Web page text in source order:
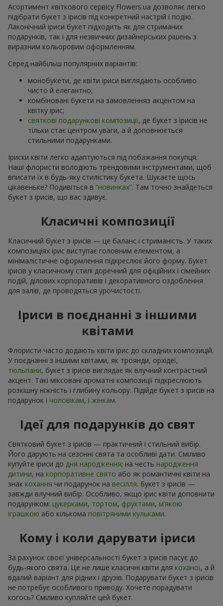
Асортимент квіткового сервісу Flowers.ua дозволяє легко
підібрати букет з ірисів під конкретний настрій і подію.
Лаконічний іриси букет підходить як для стриманих
подарунків, так і для незвичних дизайнерських рішень з
виразним кольоровим оформленням.
Серед найбільш популярних варіантів:
монобукети, де квіти іриси виглядають особливо
чисто й елегантно;
комбіновані букети на замовленняз акцентом на
квітку ірис;
святкові подарункові композиції, де букет з ірисів не
тільки стає центром уваги, а й доповнюється
стильними подарунками.
Іриски квіти легко адаптуються під побажання покупця.
Наші флористи володіють трендовими інструментами, щоб
вписати їх в будь-яку стилістику букета. Шукаєте щось
цікавеньке? Подивіться в “новинках”. Там точно знайдеться
букет з ірисів, що вас здивує.
Класичні композиції
Класичний букет з ірисів — це баланс і стриманість. У таких
композиціях ірис виступає головним елементом, а
мінімалістичне оформлення підкреслює його форму. Букет
ірисів у класичному стилі доречний для офіційних і сімейних
подій, ділових корпоративів і декоративного оздоблення
для залів, де проводяться урочистості.
Іриси в поєднанні з іншими
квітами
Флористи часто додають квіти ірис до складних композицій.
У поєднанні з іншими квітами, як троянди, орхідеї,
тюльпани, букет з ірисів виглядає як влучний контрастний
акцент. Такі міксовані ароматні композиції підкреслюють
розкішну ніжність і глибину кольору. Підійде букет з ірисів на
подарунок і чоловікам, і жінкам.
Ідеї для подарунків до свят
Святковий букет з ірисів — практичний і стильний вибір.
Його дарують на сезонні свята та особливі дати. Сміливо
купуйте іриси до дня народження; на честь народження
дитини, на корпоративне свято або як романтичні квіти на
знак кохання чи подарунок на весілля. Букет з ірисів —
завжди влучний вибір. Особливо, якщо ірис квіти доповнити
подарунком: цукерками, тортом, фруктами, м’якою
іграшкою або кількома повітряними кульками.
Кому і коли дарувати іриси
За рахунок своєї універсальності букет з ірисів пасує до
будь-якого свята. Це не лише класичні квіти для коханої, а й
вдалий варіант для рідних і друзів. Подарувати букет з ірисів
не потребує особливого приводу. Хочете порадувати
когось? Сміливо купляйте цей букет.